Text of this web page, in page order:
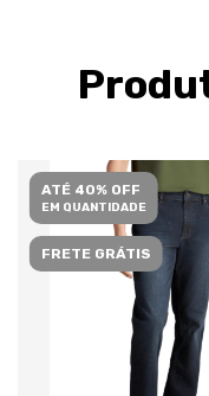
ATÉ 40% OFF
EM QUANTIDADE
FRETE GRÁTIS